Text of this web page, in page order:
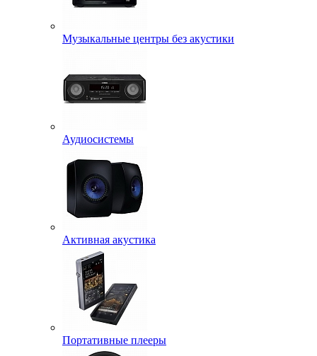
Музыкальные центры без акустики
Аудиосистемы
Активная акустика
Портативные плееры